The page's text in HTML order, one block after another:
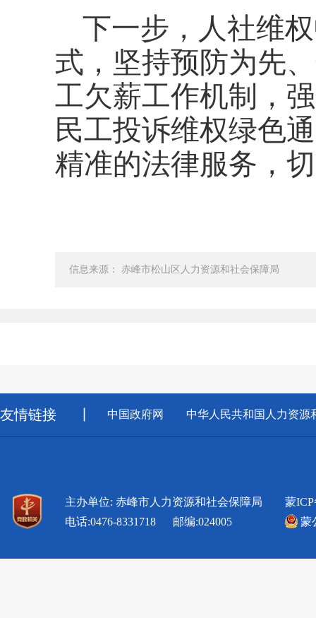
下一步， 人社维
式，坚持预防为先
工欠薪工作机制，
民工投诉维权绿色
精准的法律服务，
信息来源： 赤峰市松山区人力资源和社会保障局
友情链接 中国政府网 中华人民共和国人力资源
主办单位: 赤峰市人力资源和社会保障局
电话:0476-8331718 邮编:024005
蒙ICP
蒙